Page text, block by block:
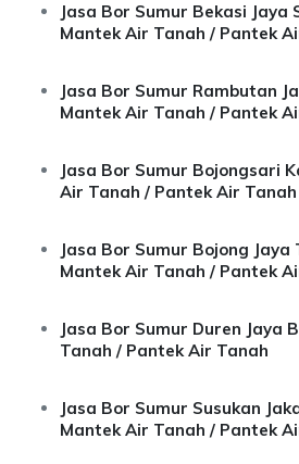
Jasa Bor Sumur Bekasi Jaya
Mantek Air Tanah / Pantek
Jasa Bor Sumur Rambutan
Mantek Air Tanah / Pantek
Jasa Bor Sumur Bojongsari
Air Tanah / Pantek Air Tanah
Jasa Bor Sumur Bojong
Mantek Air Tanah / Pantek
Jasa Bor Sumur Duren Jaya
Tanah / Pantek Air Tanah
Jasa Bor Sumur Susukan
Mantek Air Tanah / Pantek